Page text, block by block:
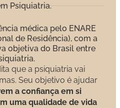
Psiquiatria.
médica pelo ENARE
de Residência), com a
objetiva do Brasil entre
que a psiquiatria vai
Seu objetivo é ajudar
a confiança em si
uma qualidade de vida